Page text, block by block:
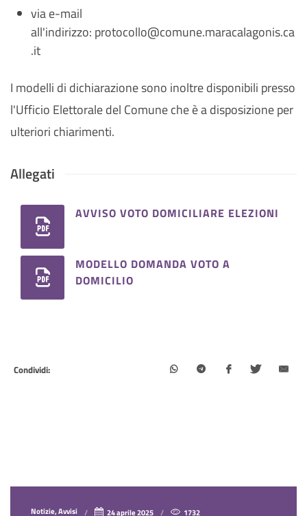
via e-mail
all'indirizzo: protocollo@comune.maracalagonis.ca
.it
I modelli di dichiarazione sono inoltre disponibili presso
l'Ufficio Elettorale del Comune che è a disposizione per
ulteriori chiarimenti.
Allegati
AVVISO VOTO DOMICILIARE ELEZIONI
MODELLO DOMANDA VOTO A
DOMICILIO
Condividi:
Notizie, Avvisi 24 aprile 2025 1732